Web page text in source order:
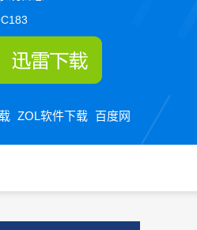
ZOL软件下载 百度网